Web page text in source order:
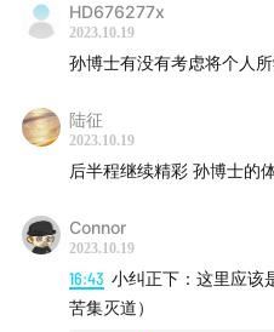
00:02:07:单身者看未来另一
的迹象？
00:07:58:因果链的现实与意
00:15:57 :超自然体验的本质
00:23:56 :内观体验：开启超
的奇妙之旅
HD676277x
2023.10.19
孙博士有没有考虑将个人所
陆征
2023.10.19
后半程继续精彩 孙博士的
Connor
2023.10.19
16:43 小纠正下：这里应该
苦集灭道）